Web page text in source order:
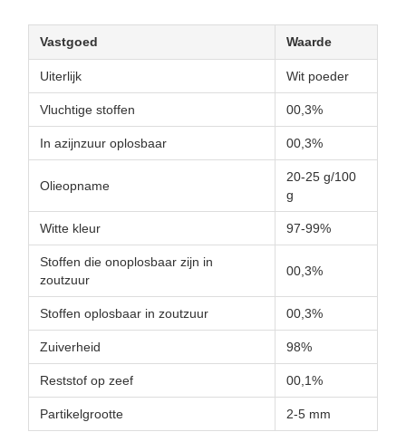
Vastgoed Waarde
Uiterlijk Wit poeder
Vluchtige stoffen 00,3%
In azijnzuur oplosbaar 00,3%
Olieopname
20-25 g/100
g
Witte kleur 97-99%
Stoffen die onoplosbaar zijn in
zoutzuur
00,3%
Stoffen oplosbaar in zoutzuur 00,3%
Zuiverheid 98%
Reststof op zeef 00,1%
Partikelgrootte 2-5 mm